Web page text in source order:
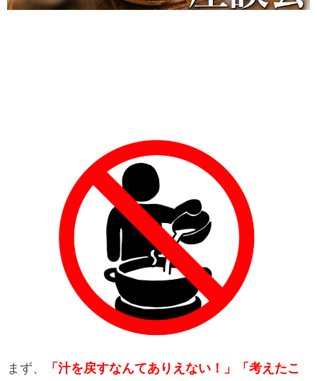
まず、
「汁を戻すなんてありえない！」「考えたこ